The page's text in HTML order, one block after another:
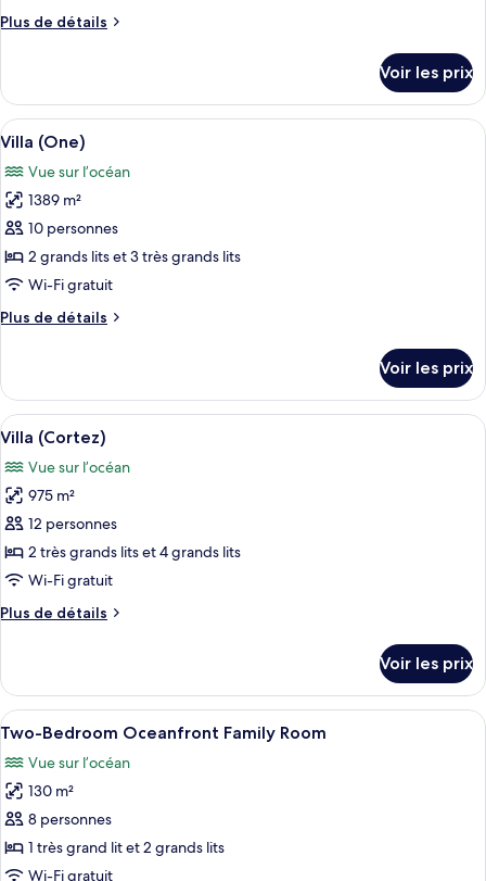
chambre :
Casita
Suite
with
Pool
Plus de détails
Plus
le
type
de
chambre
Oceanfront
Grand
Suite
with
Pool
Voir les prix
Afficher
toutes
les
photos
pour
ce
type
chambre :
Une propriété située sur la côte,
12
Villa (One)
Vue sur l’océan
1389 m²
10 personnes
2 grands lits et 3 très grands lits
Wi-Fi gratuit
Plus de détails
Plus
le
type
de
chambre
Villa
(One)
Voir les prix
Afficher
toutes
les
photos
pour
ce
type
chambre :
Un espace aménagé au bord de la
15
Villa (Cortez)
Vue sur l’océan
975 m²
12 personnes
2 très grands lits et 4 grands lits
Wi-Fi gratuit
Plus de détails
Plus
le
type
de
Villa
(Cortez)
Voir les prix
Afficher
toutes
les
photos
pour
ce
type
Un balcon avec vue sur la plage, les
11
Two-Bedroom Oceanfront Family Room
Vue sur l’océan
130 m²
8 personnes
1 très grand lit et 2 grands lits
Wi-Fi gratuit